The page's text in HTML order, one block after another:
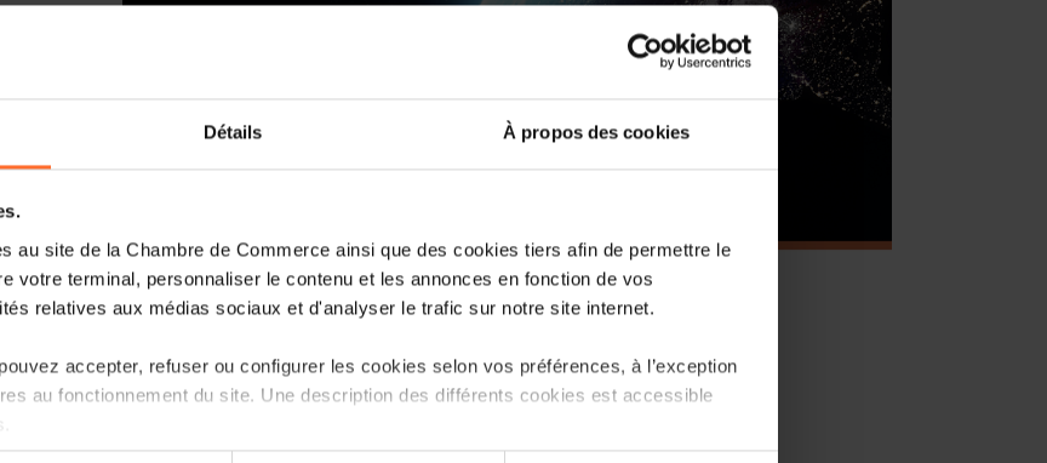
Détails À propos des cookies
au site de la Chambre de Commerce ainsi que des cookies tiers afin de permettre le
votre terminal, personnaliser le contenu et les annonces en fonction de vos
relatives aux médias sociaux et d'analyser le trafic sur notre site internet.
accepter, refuser ou configurer les cookies selon vos préférences, à l’exception
au fonctionnement du site. Une description des différents cookies est accessible